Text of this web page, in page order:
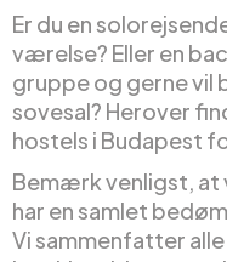
Er du en
værelse? Eller en
gruppe og gerne vil
sovesal? Herover
hostels i Budapest
Bemærk venligst, at
har en samlet
Vi sammenfatter